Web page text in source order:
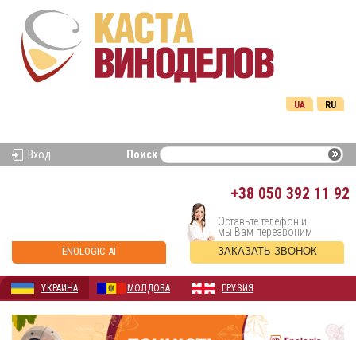
RU
UA
Вход Поиск
+38 050 392 11 92
ENOLOGIC AI
Оставьте телефон и
мы Вам перезвоним
ЗАКАЗАТЬ ЗВОНОК
УКРАИНА МОЛДОВА ГРУЗИЯ